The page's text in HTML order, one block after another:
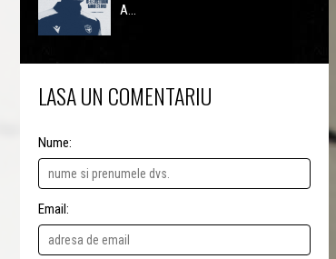
A...
LASA UN COMENTARIU
Nume:
Email: